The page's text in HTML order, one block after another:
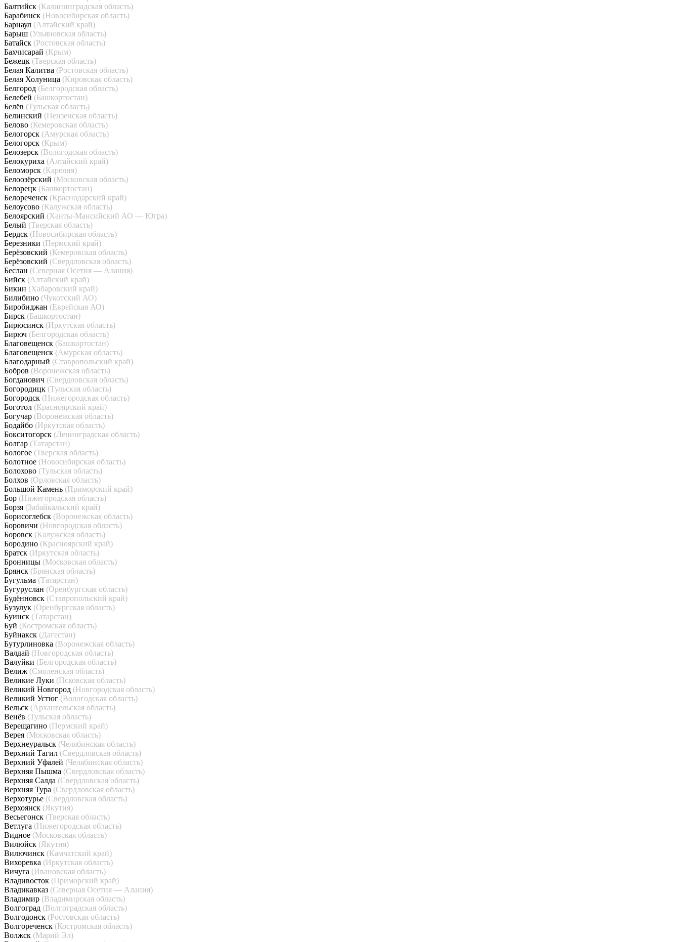
Балтийск (Калининградская область)
Барабинск (Новосибирская область)
Барнаул (Алтайский край)
Барыш (Ульяновская область)
Батайск (Ростовская область)
Бахчисарай (Крым)
Бежецк (Тверская область)
Белая Калитва (Ростовская область)
Белая Холуница (Кировская область)
Белгород (Белгородская область)
Белебей (Башкортостан)
Белёв (Тульская область)
Белинский (Пензенская область)
Белово (Кемеровская область)
Белогорск (Амурская область)
Белогорск (Крым)
Белозерск (Вологодская область)
Белокуриха (Алтайский край)
Беломорск (Карелия)
Белоозёрский (Московская область)
Белорецк (Башкортостан)
Белореченск (Краснодарский край)
Белоусово (Калужская область)
Белоярский (Ханты-Мансийский АО — Югра)
Белый (Тверская область)
Бердск (Новосибирская область)
Березники (Пермский край)
Берёзовский (Кемеровская область)
Берёзовский (Свердловская область)
Беслан (Северная Осетия — Алания)
Бийск (Алтайский край)
Бикин (Хабаровский край)
Билибино (Чукотский АО)
Биробиджан (Еврейская АО)
Бирск (Башкортостан)
Бирюсинск (Иркутская область)
Бирюч (Белгородская область)
Благовещенск (Башкортостан)
Благовещенск (Амурская область)
Благодарный (Ставропольский край)
Бобров (Воронежская область)
Богданович (Свердловская область)
Богородицк (Тульская область)
Богородск (Нижегородская область)
Боготол (Красноярский край)
Богучар (Воронежская область)
Бодайбо (Иркутская область)
Бокситогорск (Ленинградская область)
Болгар (Татарстан)
Бологое (Тверская область)
Болотное (Новосибирская область)
Болохово (Тульская область)
Болхов (Орловская область)
Большой Камень (Приморский край)
Бор (Нижегородская область)
Борзя (Забайкальский край)
Борисоглебск (Воронежская область)
Боровичи (Новгородская область)
Боровск (Калужская область)
Бородино (Красноярский край)
Братск (Иркутская область)
Бронницы (Московская область)
Брянск (Брянская область)
Бугульма (Татарстан)
Бугуруслан (Оренбургская область)
Будённовск (Ставропольский край)
Бузулук (Оренбургская область)
Буинск (Татарстан)
Буй (Костромская область)
Буйнакск (Дагестан)
Бутурлиновка (Воронежская область)
Валдай (Новгородская область)
Валуйки (Белгородская область)
Велиж (Смоленская область)
Великие Луки (Псковская область)
Великий Новгород (Новгородская область)
Великий Устюг (Вологодская область)
Вельск (Архангельская область)
Венёв (Тульская область)
Верещагино (Пермский край)
Верея (Московская область)
Верхнеуральск (Челябинская область)
Верхний Тагил (Свердловская область)
Верхний Уфалей (Челябинская область)
Верхняя Пышма (Свердловская область)
Верхняя Салда (Свердловская область)
Верхняя Тура (Свердловская область)
Верхотурье (Свердловская область)
Верхоянск (Якутия)
Весьегонск (Тверская область)
Ветлуга (Нижегородская область)
Видное (Московская область)
Вилюйск (Якутия)
Вилючинск (Камчатский край)
Вихоревка (Иркутская область)
Вичуга (Ивановская область)
Владивосток (Приморский край)
Владикавказ (Северная Осетия — Алания)
Владимир (Владимирская область)
Волгоград (Волгоградская область)
Волгодонск (Ростовская область)
Волгореченск (Костромская область)
Волжск (Марий Эл)